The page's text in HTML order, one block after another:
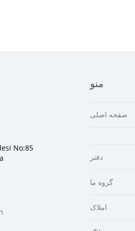
No:85
منو
صفحه اصلی
دفتر
گروه ما
املاک